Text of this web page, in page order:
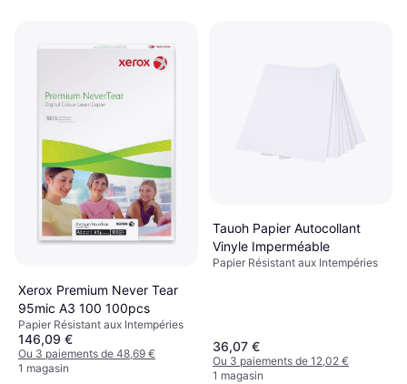
Xerox Premium Never Tear
95mic A3 100 100pcs
Papier Résistant aux Intempéries
146,09 €
Ou 3 paiements de 48,69 €
1 magasin
Tauoh Papier Autocollant
Vinyle Imperméable
Papier Résistant aux Intempéries
36,07 €
Ou 3 paiements de 12,02 €
1 magasin